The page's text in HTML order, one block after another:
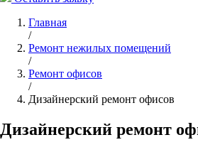
Главная
/
Ремонт нежилых помещений
/
Ремонт офисов
/
Дизайнерский ремонт офисов
Дизайнерский ремонт